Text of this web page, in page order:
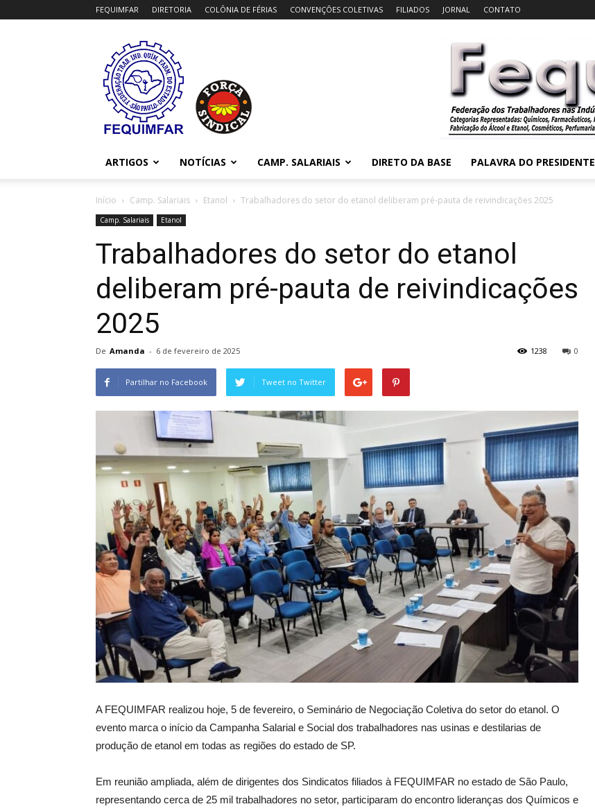
FEQUIMFAR DIRETORIA COLÔNIA DE FÉRIAS CONVENÇÕES COLETIVAS FILIADOS JORNAL CONTATO
ARTIGOS NOTÍCIAS CAMP. SALARIAIS DIRETO DA BASE PALAVRA DO PRESIDENTE
Início Camp. Salariais Etanol Trabalhadores do setor do etanol deliberam pré-pauta de reivindicações 2025
Camp. Salariais Etanol
Trabalhadores do setor do etanol
deliberam pré-pauta de reivindicações
2025
De Amanda - 6 de fevereiro de 2025 0
1238
Partilhar no Facebook Tweet no Twitter
A FEQUIMFAR realizou hoje, 5 de fevereiro, o Seminário de Negociação Coletiva do setor do etanol. O
evento marca o início da Campanha Salarial e Social dos trabalhadores nas usinas e destilarias de
produção de etanol em todas as regiões do estado de SP.
Em reunião ampliada, além de dirigentes dos Sindicatos filiados à FEQUIMFAR no estado de São Paulo,
representando cerca de 25 mil trabalhadores no setor, participaram do encontro lideranças dos Químicos e